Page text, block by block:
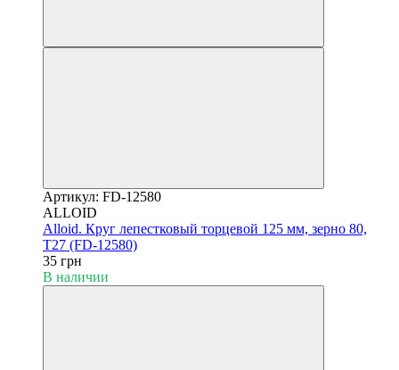
Артикул: FD-12580
ALLOID
Alloid. Круг лепестковый торцевой 125 мм, зерно 80,
T27 (FD-12580)
35 грн
В наличии